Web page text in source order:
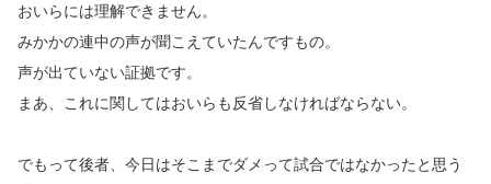
おいらには理解できません。
みかかの連中の声が聞こえていたんですもの。
声が出ていない証拠です。
まあ、これに関してはおいらも反省しなければならない。
でもって後者、今日はそこまでダメって試合ではなかったと思う